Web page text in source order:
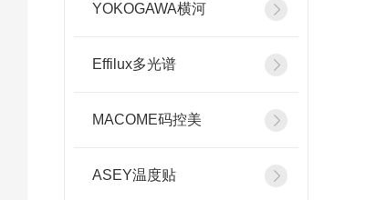
YOKOGAWA横河
Effilux多光谱
MACOME码控美
ASEY温度贴